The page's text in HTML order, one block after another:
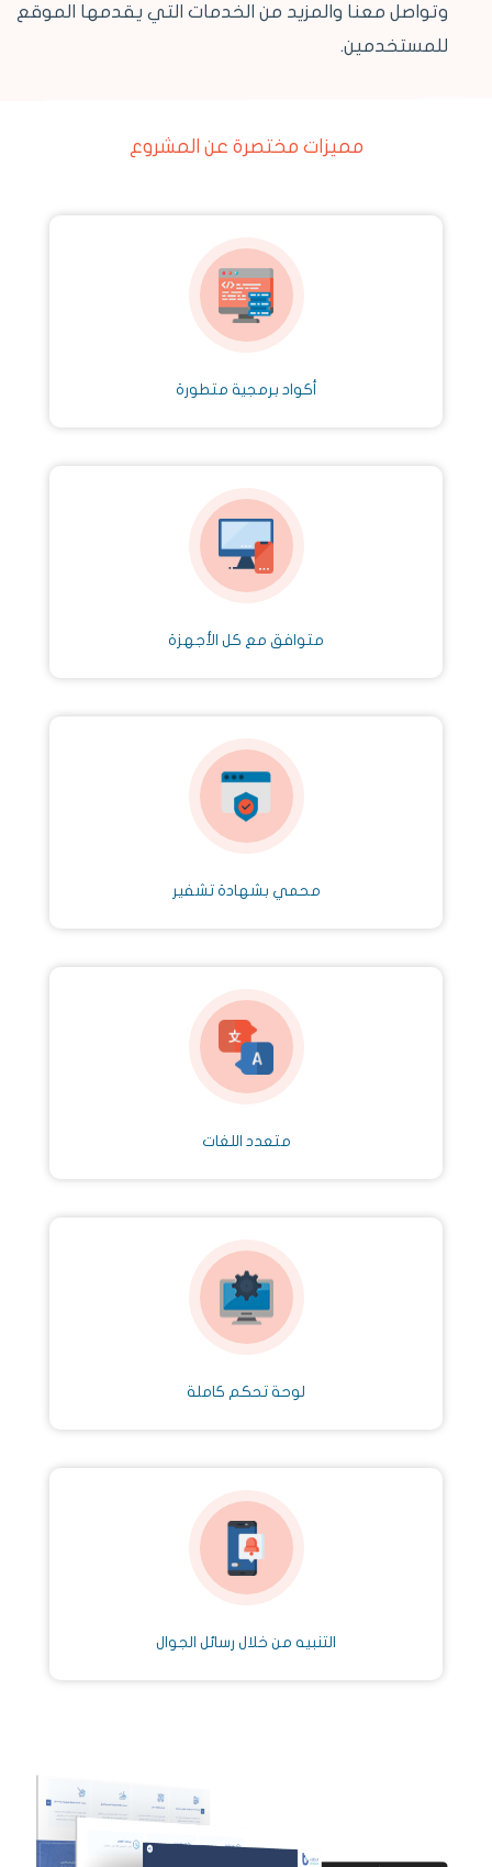
وتواصل معنا والمزيد من الخدمات التي يقدمها الموقع
للمستخدمين.
مميزات مختصرة عن المشروع
أكواد برمجية متطورة
متوافق مع كل الأجهزة
محمي بشهادة تشفير
متعدد اللغات
لوحة تحكم كاملة
التنبيه من خلال رسائل الجوال